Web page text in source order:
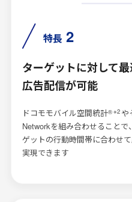
特長 2
ターゲットに対して
広告配信が可能
ドコモモバイル空間統計®※2 や
Networkを組み合わせることで
ゲットの行動時間帯に合わせ
実現できます